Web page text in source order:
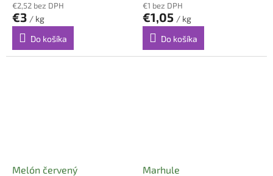
€2,52 bez DPH
€3 / kg
Do košíka
€1 bez DPH
€1,05 / kg
Do košíka
Melón červený Marhule